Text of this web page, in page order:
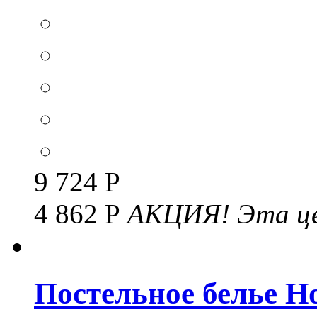
9 724 Р
4 862 РАКЦИЯ! Эта
Постельное белье